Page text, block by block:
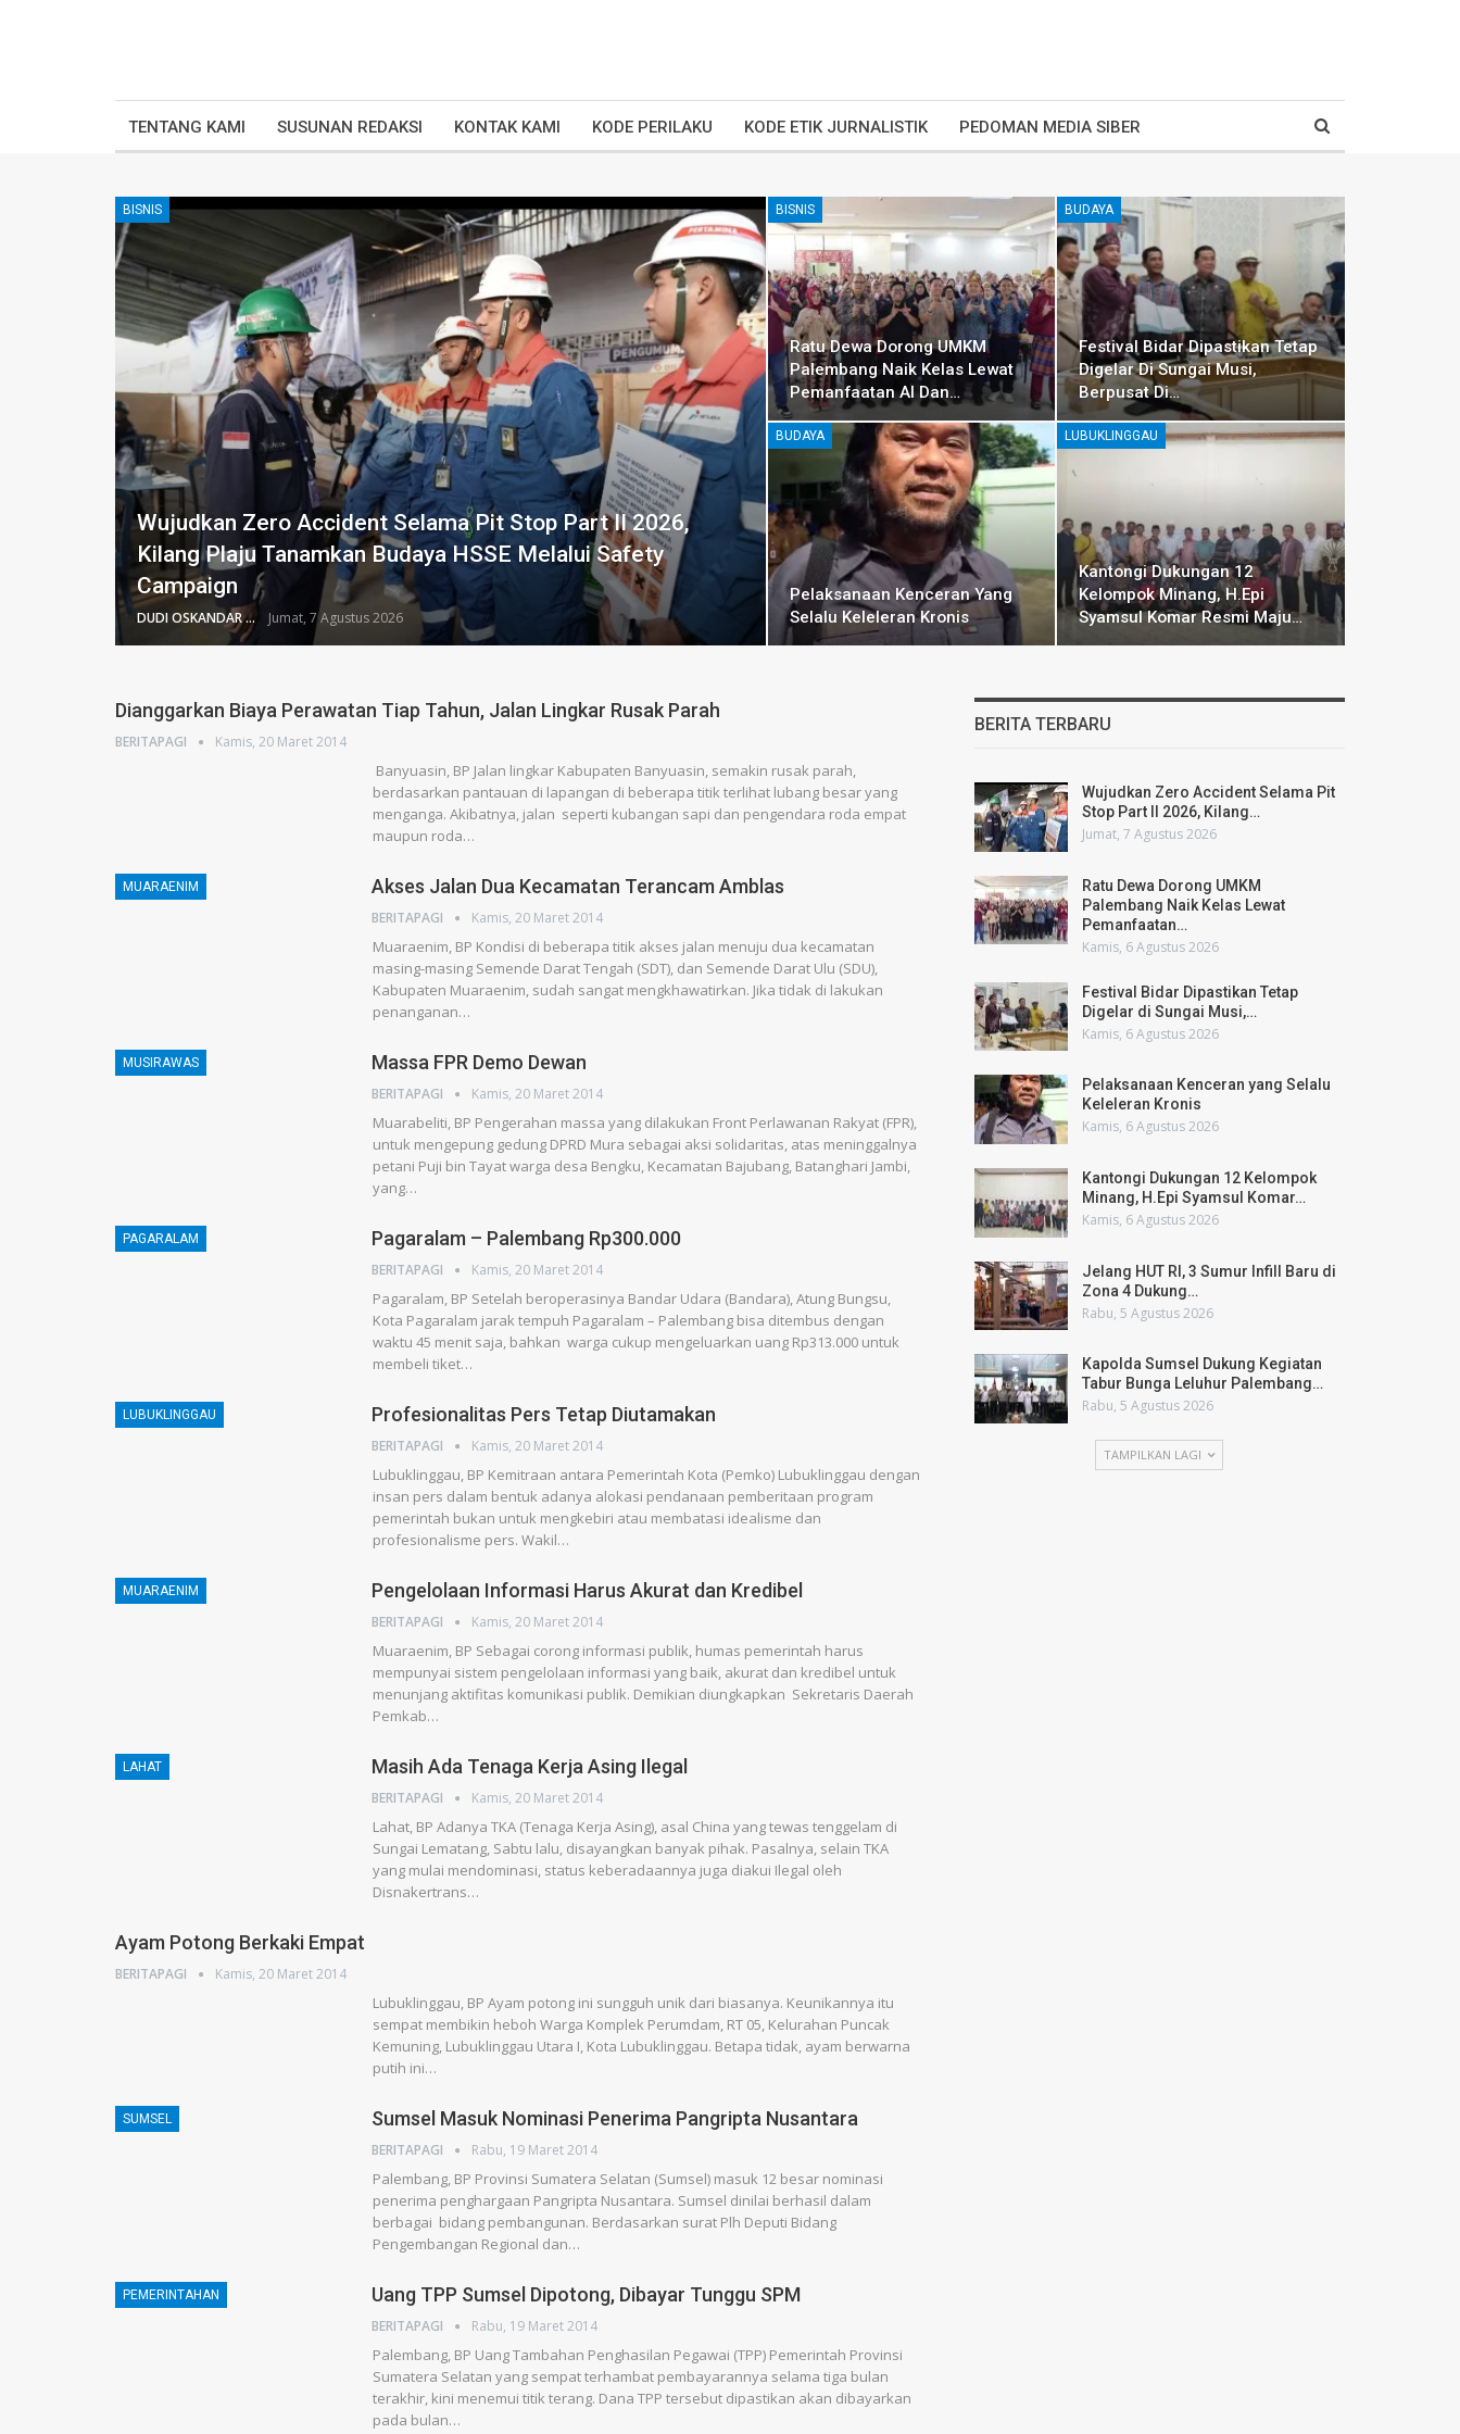
TENTANG KAMI SUSUNAN REDAKSI KONTAK KAMI KODE PERILAKU KODE ETIK JURNALISTIK PEDOMAN MEDIA SIBER
BISNIS
Wujudkan Zero Accident Selama Pit Stop Part II 2026,
Kilang Plaju Tanamkan Budaya HSSE Melalui Safety
Campaign
DUDI OSKANDAR Jumat, 7 Agustus 2026
BISNIS
Ratu Dewa Dorong UMKM
Palembang Naik Kelas Lewat
Pemanfaatan AI Dan…
BUDAYA
Festival Bidar Dipastikan Tetap
Digelar Di Sungai Musi,
Berpusat Di…
BUDAYA
Pelaksanaan Kenceran Yang
Selalu Keleleran Kronis
LUBUKLINGGAU
Kantongi Dukungan 12
Kelompok Minang, H.Epi
Syamsul Komar Resmi Maju…
Dianggarkan Biaya Perawatan Tiap Tahun, Jalan Lingkar Rusak Parah
BERITAPAGI Kamis, 20 Maret 2014
Banyuasin, BP Jalan lingkar Kabupaten Banyuasin, semakin rusak parah,
berdasarkan pantauan di lapangan di beberapa titik terlihat lubang besar yang
menganga. Akibatnya, jalan seperti kubangan sapi dan pengendara roda empat
maupun roda…
MUARAENIM Akses Jalan Dua Kecamatan Terancam Amblas
BERITAPAGI Kamis, 20 Maret 2014
Muaraenim, BP Kondisi di beberapa titik akses jalan menuju dua kecamatan
masing-masing Semende Darat Tengah (SDT), dan Semende Darat Ulu (SDU),
Kabupaten Muaraenim, sudah sangat mengkhawatirkan. Jika tidak di lakukan
penanganan…
MUSIRAWAS Massa FPR Demo Dewan
BERITAPAGI Kamis, 20 Maret 2014
Muarabeliti, BP Pengerahan massa yang dilakukan Front Perlawanan Rakyat (FPR),
untuk mengepung gedung DPRD Mura sebagai aksi solidaritas, atas meninggalnya
petani Puji bin Tayat warga desa Bengku, Kecamatan Bajubang, Batanghari Jambi,
yang…
PAGARALAM Pagaralam – Palembang Rp300.000
BERITAPAGI Kamis, 20 Maret 2014
Pagaralam, BP Setelah beroperasinya Bandar Udara (Bandara), Atung Bungsu,
Kota Pagaralam jarak tempuh Pagaralam – Palembang bisa ditembus dengan
waktu 45 menit saja, bahkan warga cukup mengeluarkan uang Rp313.000 untuk
membeli tiket…
LUBUKLINGGAU Profesionalitas Pers Tetap Diutamakan
BERITAPAGI Kamis, 20 Maret 2014
Lubuklinggau, BP Kemitraan antara Pemerintah Kota (Pemko) Lubuklinggau dengan
insan pers dalam bentuk adanya alokasi pendanaan pemberitaan program
pemerintah bukan untuk mengkebiri atau membatasi idealisme dan
profesionalisme pers. Wakil…
MUARAENIM Pengelolaan Informasi Harus Akurat dan Kredibel
BERITAPAGI Kamis, 20 Maret 2014
Muaraenim, BP Sebagai corong informasi publik, humas pemerintah harus
mempunyai sistem pengelolaan informasi yang baik, akurat dan kredibel untuk
menunjang aktifitas komunikasi publik. Demikian diungkapkan Sekretaris Daerah
Pemkab…
LAHAT Masih Ada Tenaga Kerja Asing Ilegal
BERITAPAGI Kamis, 20 Maret 2014
Lahat, BP Adanya TKA (Tenaga Kerja Asing), asal China yang tewas tenggelam di
Sungai Lematang, Sabtu lalu, disayangkan banyak pihak. Pasalnya, selain TKA
yang mulai mendominasi, status keberadaannya juga diakui Ilegal oleh
Disnakertrans…
Ayam Potong Berkaki Empat
BERITAPAGI Kamis, 20 Maret 2014
Lubuklinggau, BP Ayam potong ini sungguh unik dari biasanya. Keunikannya itu
sempat membikin heboh Warga Komplek Perumdam, RT 05, Kelurahan Puncak
Kemuning, Lubuklinggau Utara I, Kota Lubuklinggau. Betapa tidak, ayam berwarna
putih ini…
SUMSEL Sumsel Masuk Nominasi Penerima Pangripta Nusantara
BERITAPAGI Rabu, 19 Maret 2014
Palembang, BP Provinsi Sumatera Selatan (Sumsel) masuk 12 besar nominasi
penerima penghargaan Pangripta Nusantara. Sumsel dinilai berhasil dalam
berbagai bidang pembangunan. Berdasarkan surat Plh Deputi Bidang
Pengembangan Regional dan…
PEMERINTAHAN Uang TPP Sumsel Dipotong, Dibayar Tunggu SPM
BERITAPAGI Rabu, 19 Maret 2014
Palembang, BP Uang Tambahan Penghasilan Pegawai (TPP) Pemerintah Provinsi
Sumatera Selatan yang sempat terhambat pembayarannya selama tiga bulan
terakhir, kini menemui titik terang. Dana TPP tersebut dipastikan akan dibayarkan
pada bulan…
BERITA TERBARU
Wujudkan Zero Accident Selama Pit
Stop Part II 2026, Kilang…
Jumat, 7 Agustus 2026
Ratu Dewa Dorong UMKM
Palembang Naik Kelas Lewat
Pemanfaatan…
Kamis, 6 Agustus 2026
Festival Bidar Dipastikan Tetap
Digelar di Sungai Musi,…
Kamis, 6 Agustus 2026
Pelaksanaan Kenceran yang Selalu
Keleleran Kronis
Kamis, 6 Agustus 2026
Kantongi Dukungan 12 Kelompok
Minang, H.Epi Syamsul Komar…
Kamis, 6 Agustus 2026
Jelang HUT RI, 3 Sumur Infill Baru di
Zona 4 Dukung…
Rabu, 5 Agustus 2026
Kapolda Sumsel Dukung Kegiatan
Tabur Bunga Leluhur Palembang…
Rabu, 5 Agustus 2026
TAMPILKAN LAGI